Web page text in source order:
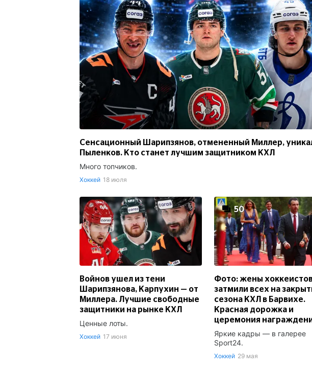
Сенсационный Шарипзянов, отмененный Миллер,
Пыленков. Кто станет лучшим защитником КХЛ
Много топчиков.
Хоккей 18 июля
Войнов ушел из тени
Шарипзянова, Карпухин — от
Миллера. Лучшие свободные
защитники на рынке КХЛ
Ценные лоты.
Хоккей 17 июня
Фото: жены
затмили всех на
сезона КХЛ в Барвихе.
Красная дорожка и
церемония
50
Яркие кадры — в галерее
Sport24.
Хоккей 29 мая